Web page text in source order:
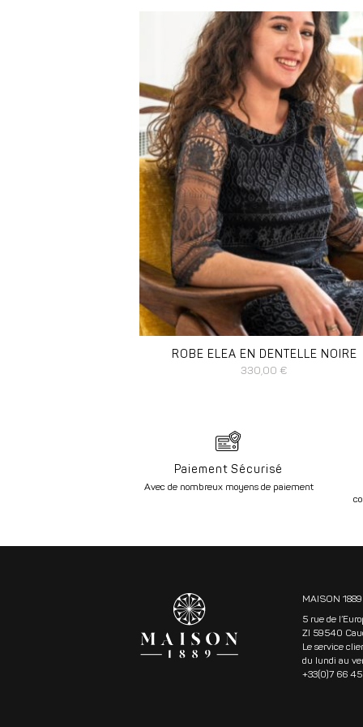
DISPONIBLE EN :
36 38 40 42 44 46
ROBE ELEA EN DENTELLE NOIRE
330,00 €
Paiement Sécurisé
Avec de nombreux moyens de paiement
MAISON 1889
5 rue de
ZI 59540
Le service
du lundi au
+33(0)7 66